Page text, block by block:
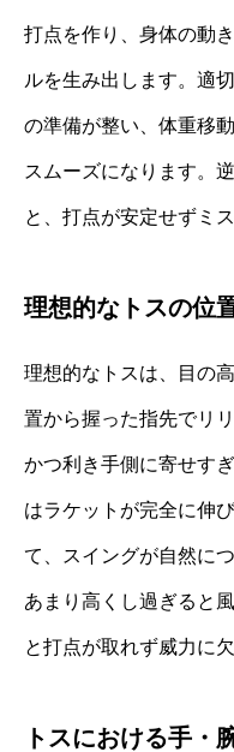
打点を作り、身体の動
ルを生み出します。適
の準備が整い、体重移
スムーズになります。
と、打点が安定せずミ
理想的なトスの位
理想的なトスは、目の
置から握った指先でリ
かつ利き手側に寄せす
はラケットが完全に伸
て、スイングが自然に
あまり高くし過ぎると
と打点が取れず威力に欠
トスにおける手・